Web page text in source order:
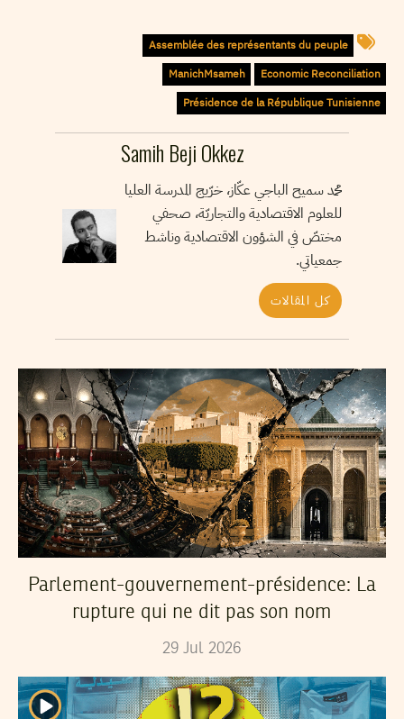
Assemblée des représentants du peuple
Economic Reconciliation
ManichMsameh
Présidence de la République Tunisienne
Samih Beji Okkez
محمد سميح الباجي عكّاز، خرّيج المدرسة العليا
للعلوم الاقتصادية والتجاريّة، صحفي
مختصّ في الشؤون الاقتصادية وناشط
جمعياتي.
كل المقالات
Parlement-gouvernement-présidence: La
rupture qui ne dit pas son nom
29 Jul 2026